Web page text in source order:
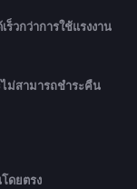
วกว่าการใช้แรงงาน
ม่สามารถชำระคืน
ดยตรง